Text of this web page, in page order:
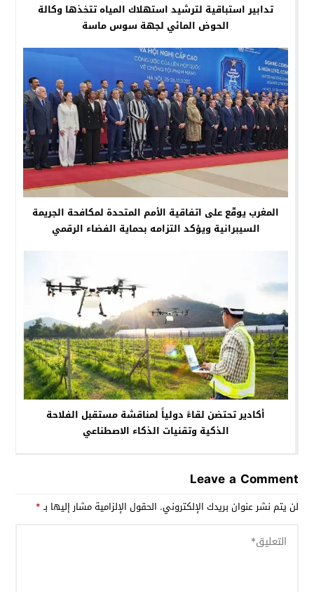
تدابير استباقية لترشيد استهلاك المياه تتخذها وكالة
الحوض المائي لجهة سوس ماسة
المغرب يوقّع على اتفاقية الأمم المتحدة لمكافحة الجريمة
السيبرانية ويؤكد التزامه بحماية الفضاء الرقمي
أكادير تحتضن لقاءً دولياً لمناقشة مستقبل الفلاحة
الذكية وتقنيات الذكاء الاصطناعي
Leave a Comment
لن يتم نشر عنوان بريدك الإلكتروني. الحقول الإلزامية مشار إليها بـ*